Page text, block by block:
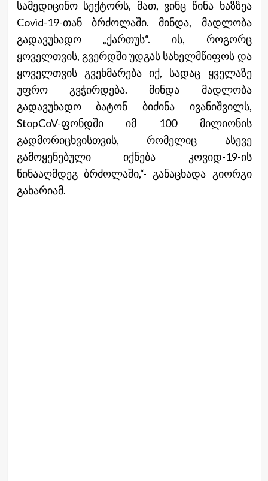
სამედიცინო სექტორს, მათ, ვინც წინა ხაზზეა
Covid-19-თან ბრძოლაში. მინდა, მადლობა
გადავუხადო „ქართუს“. ის, როგორც
ყოველთვის, გვერდში უდგას სახელმწიფოს და
ყოველთვის გვეხმარება იქ, სადაც ყველაზე
უფრო გვჭირდება. მინდა მადლობა
გადავუხადო ბატონ ბიძინა ივანიშვილს,
StopCoV-ფონდში იმ 100 მილიონის
გადმორიცხვისთვის, რომელიც ასევე
გამოყენებული იქნება კოვიდ-19-ის
წინააღმდეგ ბრძოლაში,“- განაცხადა გიორგი
გახარიამ.